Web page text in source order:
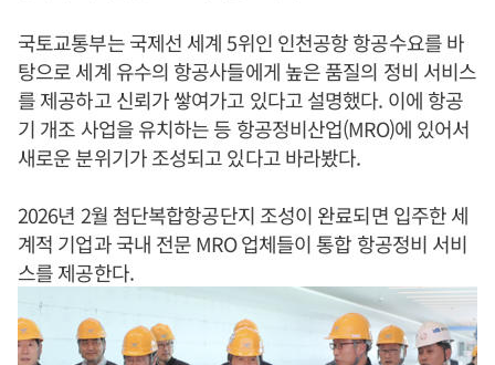
국토교통부는 국제선 세계 5위인 인천공항 항공수요를 바
탕으로 세계 유수의 항공사들에게 높은 품질의 정비 서비스
를 제공하고 신뢰가 쌓여가고 있다고 설명했다. 이에 항공
기 개조 사업을 유치하는 등 항공정비산업(MRO)에 있어서
새로운 분위기가 조성되고 있다고 바라봤다.
2026년 2월 첨단복합항공단지 조성이 완료되면 입주한 세
계적 기업과 국내 전문 MRO 업체들이 통합 항공정비 서비
스를 제공한다.